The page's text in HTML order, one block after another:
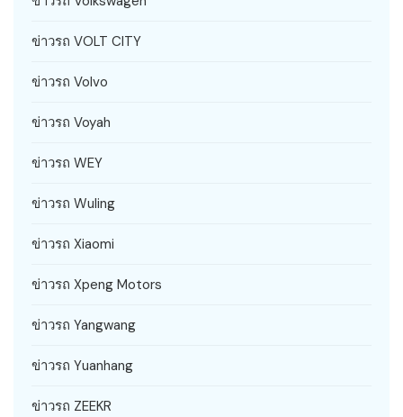
ข่าวรถ VOLT CITY
ข่าวรถ Volvo
ข่าวรถ Voyah
ข่าวรถ WEY
ข่าวรถ Wuling
ข่าวรถ Xiaomi
ข่าวรถ Xpeng Motors
ข่าวรถ Yangwang
ข่าวรถ Yuanhang
ข่าวรถ ZEEKR